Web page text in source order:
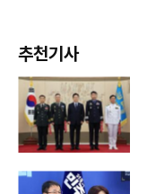
추천기사